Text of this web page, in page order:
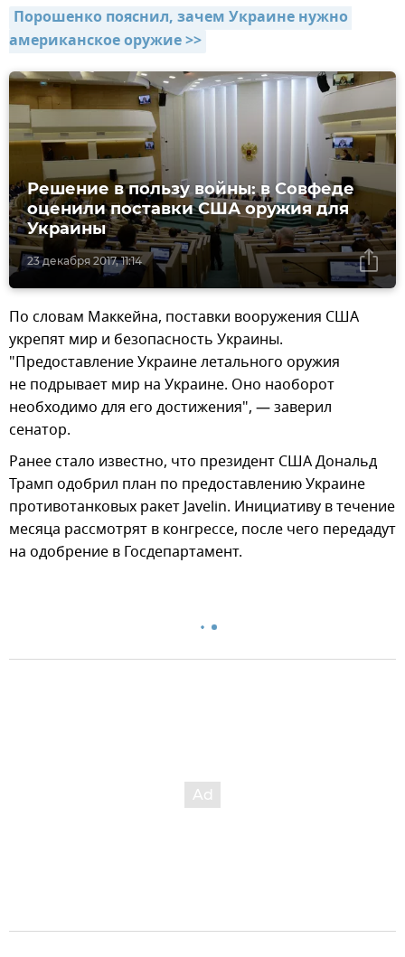
Порошенко пояснил, зачем Украине нужно
американское оружие >>
23 декабря 2017, 11:14
Решение в пользу войны: в Совфеде
оценили поставки США оружия для
Украины
По словам Маккейна, поставки вооружения США
укрепят мир и безопасность Украины.
"Предоставление Украине летального оружия
не подрывает мир на Украине. Оно наоборот
необходимо для его достижения", — заверил
сенатор.
Ранее стало известно, что президент США Дональд
Трамп одобрил план по предоставлению Украине
противотанковых ракет Javelin. Инициативу в течение
месяца рассмотрят в конгрессе, после чего передадут
на одобрение в Госдепартамент.